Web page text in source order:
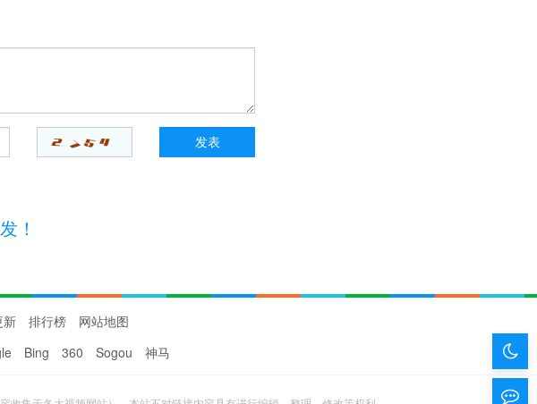
！
暗
色留
新 排行榜
网站地图
Bing 360 Sogou 神马